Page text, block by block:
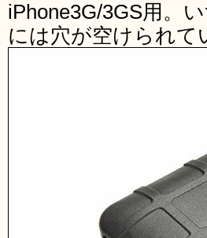
iPhone3G/3GS用。
には穴が空けられて